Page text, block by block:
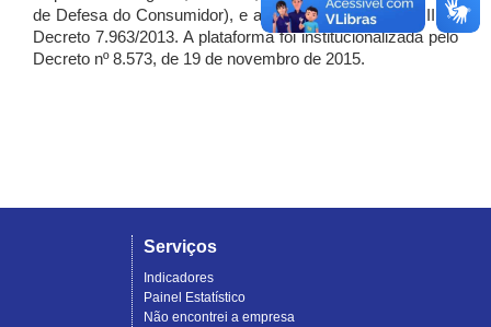
de Defesa do Consumidor), e artigo 7º, incisos I, II e III do
Decreto 7.963/2013. A plataforma foi institucionalizada pelo
Decreto nº 8.573, de 19 de novembro de 2015.
Serviços
Indicadores
Painel Estatístico
Não encontrei a empresa